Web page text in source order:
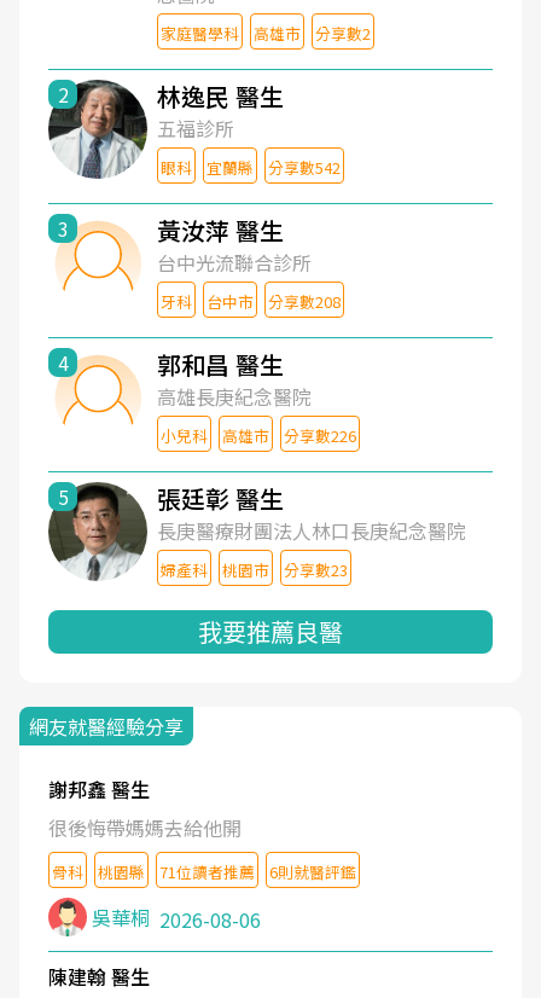
家庭醫學科 高雄市 分享數2
2 林逸民 醫生
五福診所
眼科 宜蘭縣 分享數542
3 黃汝萍 醫生
台中光流聯合診所
牙科 台中市 分享數208
4 郭和昌 醫生
高雄長庚紀念醫院
小兒科 高雄市 分享數226
5 張廷彰 醫生
長庚醫療財團法人林口長庚紀念醫院
婦產科 桃園市 分享數23
我要推薦良醫
網友就醫經驗分享
謝邦鑫 醫生
很後悔帶媽媽去給他開
骨科 桃園縣 71位讀者推薦 6則就醫評鑑
吳華桐 2026-08-06
陳建翰 醫生